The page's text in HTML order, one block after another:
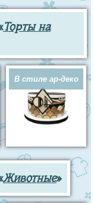
Торты на
В стиле ар-деко
Животные»